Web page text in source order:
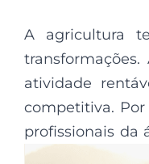
A agricultura
atividade
competitiva. Por
profissionais da